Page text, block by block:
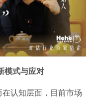
模式与应对
认知层面，目前市场